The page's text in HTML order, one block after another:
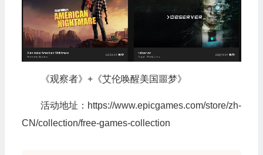
《观察者》+《艾伦唤醒美国噩梦》
活动地址：https://www.epicgames.com/store/zh-
CN/collection/free-games-collection